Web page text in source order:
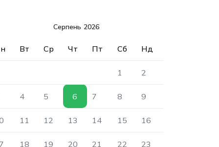
Серпень 2026
Вт Ср Чт Пт Сб Нд
1 2
4 5 6 7 8 9
11 12 13 14 15 16
18 19 20 21 22 23